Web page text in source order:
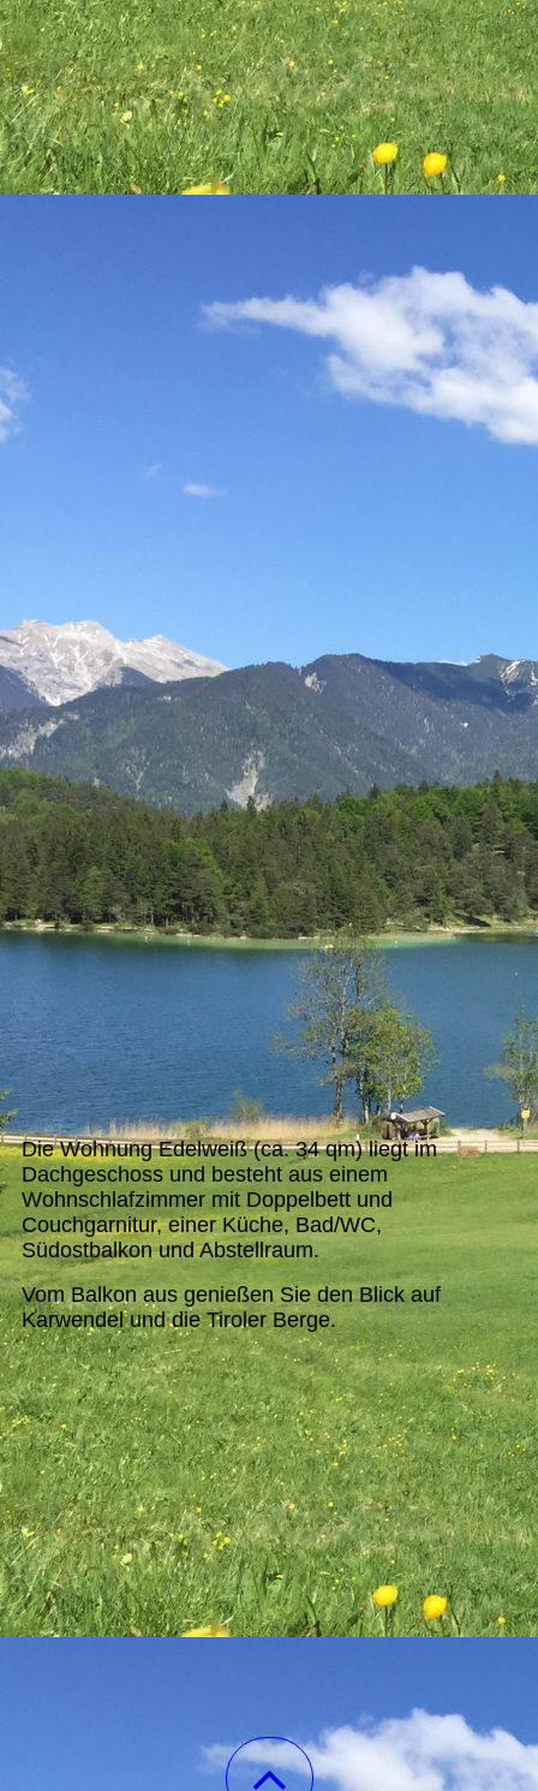
Die Wohnung Edelweiß (ca. 34 qm) liegt im
Dachgeschoss und besteht aus einem
Wohnschlafzimmer mit Doppelbett und
Couchgarnitur, einer Küche, Bad/WC,
Südostbalkon und Abstellraum.
Vom Balkon aus genießen Sie den Blick auf
Karwendel und die Tiroler Berge.